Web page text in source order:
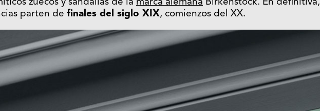
zuecos y sandalias de la marca alemana Birkenstock. En definitiva,
parten de finales del siglo XIX, comienzos del XX.